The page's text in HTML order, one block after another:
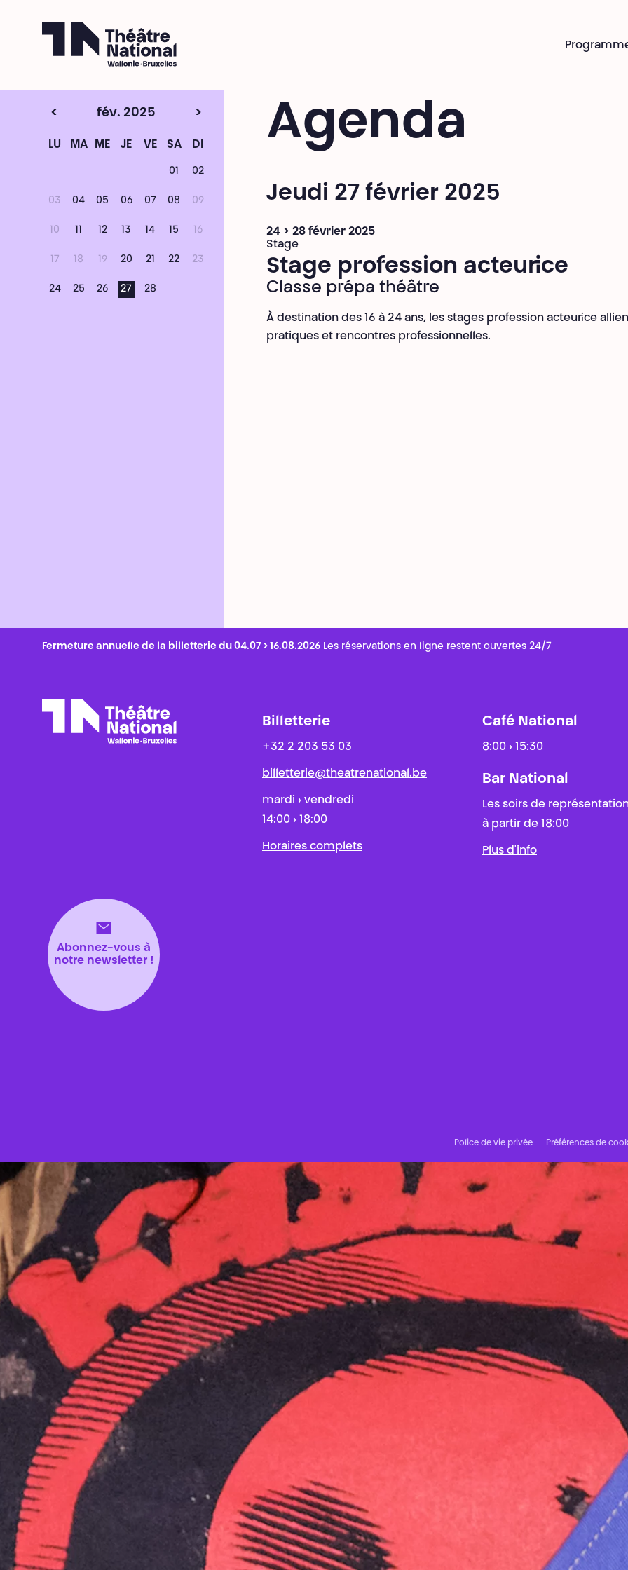
Agenda
< fév. 2025 >
LU MA ME JE VE SA DI
01 02
03 04 05 06 07 08 09
10 11 12 13 14 15 16
17 18 19 20 21 22 23
24 25 26 27 28
Jeudi 27 février 2025
24 > 28 février 2025
Stage
Stage profession acteur·ice
Classe prépa théâtre
À destination des 16 à 24 ans, les stages profession acteur·ice
pratiques et rencontres professionnelles.
Fermeture annuelle de la billetterie du 04.07 > 16.08.2026 Les réservations en ligne restent ouvertes 24/7
Abonnez-vous à
notre newsletter !
Billetterie
+32 2 203 53 03
billetterie@theatrenational.be
mardi › vendredi
14:00 › 18:00
Horaires complets
Café National
8:00 › 15:30
Bar National
Les soirs de
à partir de 18:00
Plus d'info
Police de vie privée Préférences de